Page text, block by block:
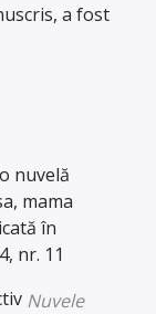
a fost
nuvelă
mama
în
nr. 11
Nuvele